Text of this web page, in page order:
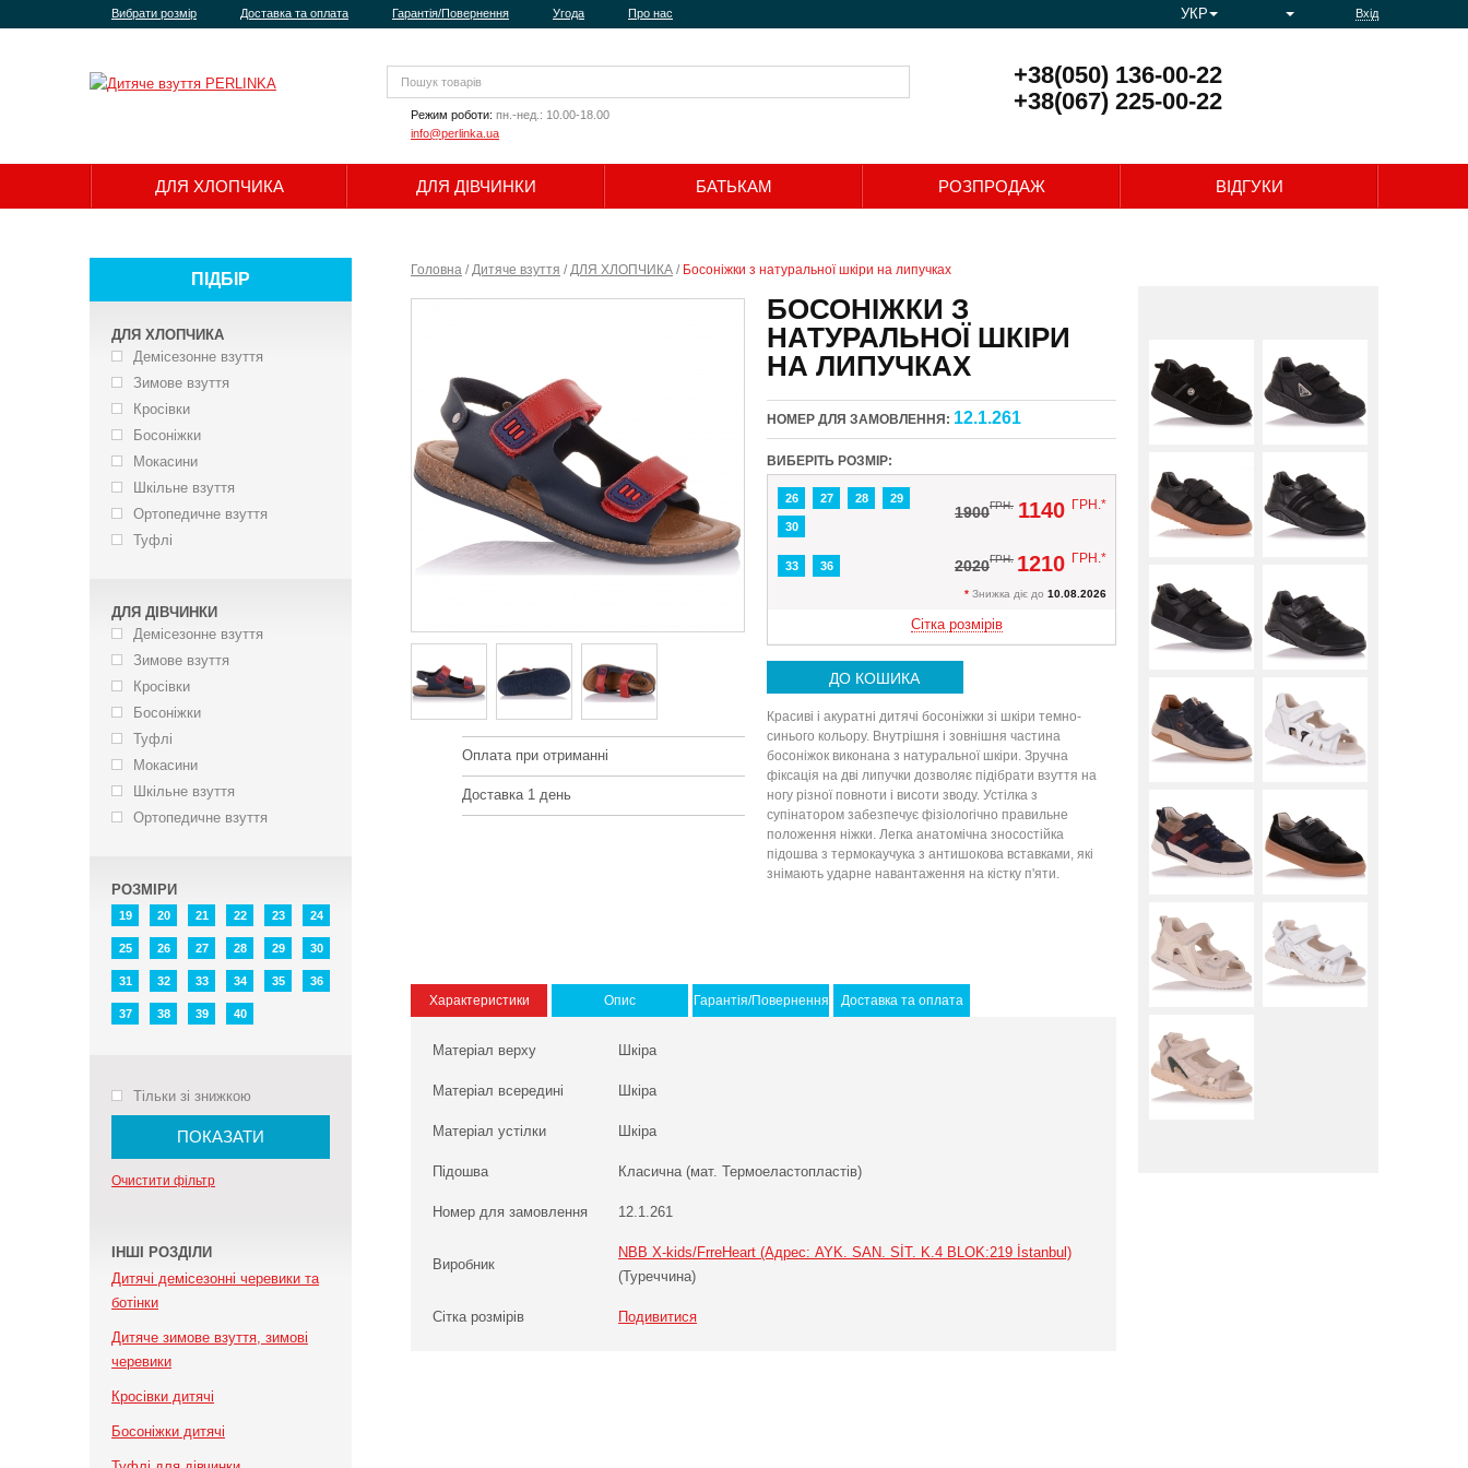
Вибрати розмір Доставка та оплата Гарантія/Повернення Угода Про нас Вхід
УКР
Режим роботи: пн.-нед.: 10.00-18.00
info@perlinka.ua
+38(050) 136-00-22
+38(067) 225-00-22
ДЛЯ ХЛОПЧИКА ДЛЯ ДІВЧИНКИ БАТЬКАМ РОЗПРОДАЖ ВІДГУКИ
Головна /Дитяче взуття /ДЛЯ ХЛОПЧИКА / Босоніжки з натуральної шкіри на липучках
Оплата при отриманні
Доставка 1 день
БОСОНІЖКИ З
НАТУРАЛЬНОЇ ШКІРИ
НА ЛИПУЧКАХ
НОМЕР ДЛЯ ЗАМОВЛЕННЯ: 12.1.261
ВИБЕРІТЬ РОЗМІР:
26 27 28 29
30
1900ГРН. 1140 ГРН.*
33 36 2020ГРН. 1210 ГРН.*
* Знижка діє до 10.08.2026
Сітка розмірів
ДО КОШИКА
Красиві і акуратні дитячі босоніжки зі шкіри темно-
синього кольору. Внутрішня і зовнішня частина
босоніжок виконана з натуральної шкіри. Зручна
фіксація на дві липучки дозволяє підібрати взуття на
ногу різної повноти і висоти зводу. Устілка з
супінатором забезпечує фізіологічно правильне
положення ніжки. Легка анатомічна зносостійка
підошва з термокаучука з антишокова вставками, які
знімають ударне навантаження на кістку п'яти.
Характеристики Опис Гарантія/Повернення Доставка та оплата
Матеріал верху Шкіра
Матеріал всередині Шкіра
Матеріал устілки Шкіра
Підошва Класична (мат. Термоеластопластів)
Номер для замовлення 12.1.261
Виробник
NBB X-kids/FrreHeart (Адрес: AYK. SAN. SİT. K.4 BLOK:219 İstanbul)
(Туреччина)
Сітка розмірів Подивитися
Вверх
ПІДБІР
ДЛЯ ХЛОПЧИКА
Демісезонне взуття
Зимове взуття
Кросівки
Босоніжки
Мокасини
Шкільне взуття
Ортопедичне взуття
Туфлі
ДЛЯ ДІВЧИНКИ
Демісезонне взуття
Зимове взуття
Кросівки
Босоніжки
Туфлі
Мокасини
Шкільне взуття
Ортопедичне взуття
РОЗМІРИ
19 20 21 22 23 24
25 26 27 28 29 30
31 32 33 34 35 36
37 38 39 40
Тільки зі знижкою
ПОКАЗАТИ
Очистити фільтр
ІНШІ РОЗДІЛИ
Дитячі демісезонні черевики та
ботінки
Дитяче зимове взуття, зимові
черевики
Кросівки дитячі
Босоніжки дитячі